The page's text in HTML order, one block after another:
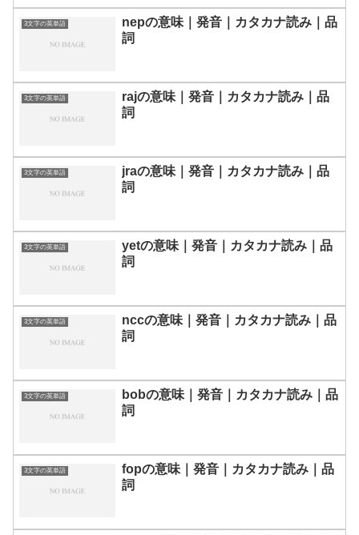
3文字の英単語
nepの意味｜発音｜カタカナ読み｜品
詞
3文字の英単語
rajの意味｜発音｜カタカナ読み｜品
詞
3文字の英単語
jraの意味｜発音｜カタカナ読み｜品
詞
3文字の英単語
yetの意味｜発音｜カタカナ読み｜品
詞
3文字の英単語
nccの意味｜発音｜カタカナ読み｜品
詞
3文字の英単語
bobの意味｜発音｜カタカナ読み｜品
詞
3文字の英単語
fopの意味｜発音｜カタカナ読み｜品
詞